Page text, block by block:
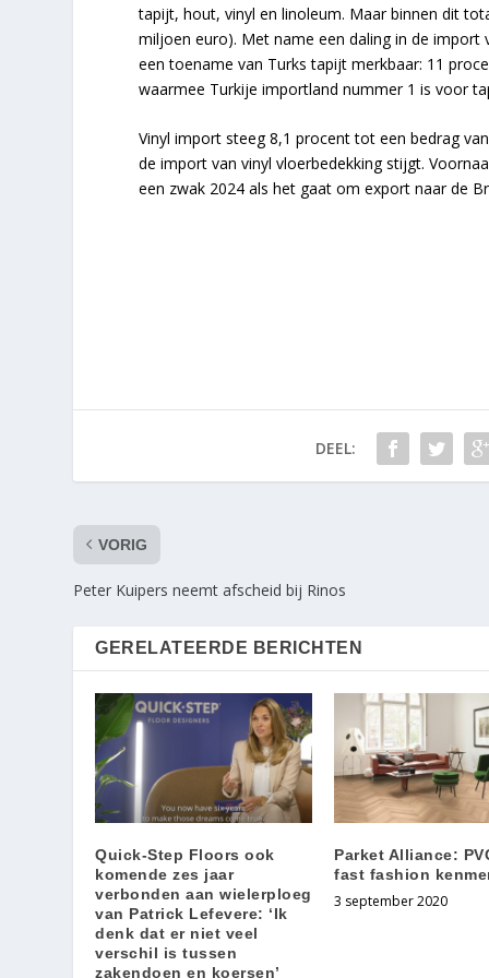
tapijt, hout, vinyl en linoleum. Maar binnen dit
miljoen euro). Met name een daling in de
een toename van Turks tapijt merkbaar: 11
waarmee Turkije importland nummer 1 is voor
Vinyl import steeg 8,1 procent tot een bedrag
de import van vinyl vloerbedekking stijgt.
een zwak 2024 als het gaat om export naar de
DEEL:
VORIG
Peter Kuipers neemt afscheid bij Rinos
GERELATEERDE BERICHTEN
Quick-Step Floors ook
komende zes jaar
verbonden aan wielerploeg
van Patrick Lefevere: ‘Ik
denk dat er niet veel
verschil is tussen
zakendoen en koersen’
Parket Alliance:
fast fashion
3 september 2020